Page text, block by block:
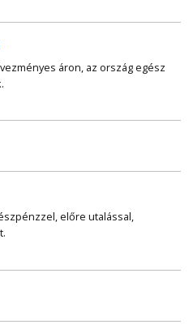
áron, az ország egész
előre utalással,
fizethet.